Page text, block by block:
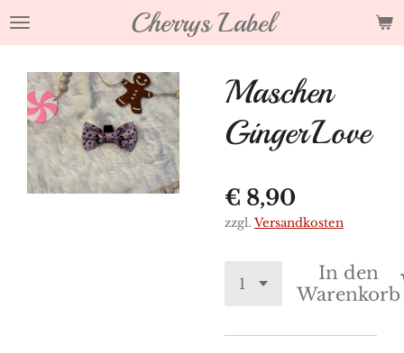
Zum
Cherrys Label
Maschen
GingerLove
€ 8,90
zzgl. Versandkosten
In den
Warenkorb